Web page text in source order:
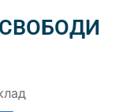
СВОБОДИ